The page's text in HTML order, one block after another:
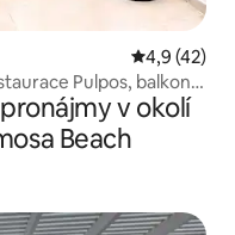
Průměrné
4,9 (42)
Pulpos, balkon
v okolí
Beach